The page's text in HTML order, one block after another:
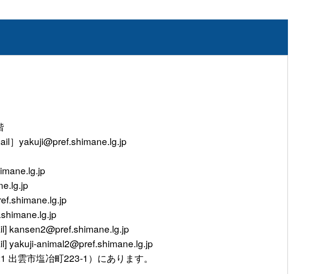
］yakuji@pref.shimane.lg.jp
animal2@pref.shimane.lg.jp
塩冶町223-1）にあります。